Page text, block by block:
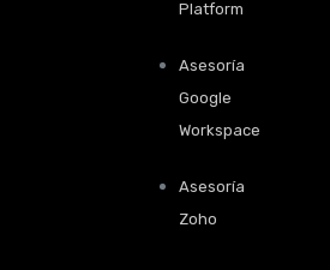
Platform
Asesoría
Google
Workspace
Asesoría
Zoho